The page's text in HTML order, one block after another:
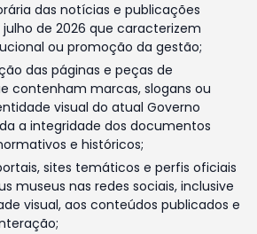
das notícias e publicações
de 2026 que caracterizem
ou promoção da gestão;
das páginas e peças de
contenham marcas, slogans ou
visual do atual Governo
a integridade dos documentos
e históricos;
sites temáticos e perfis oficiais
museus nas redes sociais, inclusive
visual, aos conteúdos publicados e